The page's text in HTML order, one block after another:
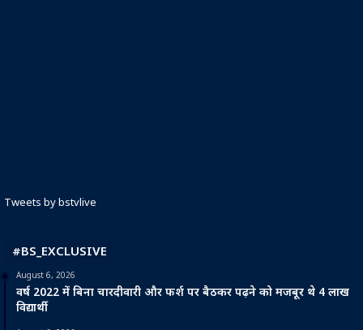
Tweets by bstvlive
#BS_EXCLUSIVE
August 6, 2026
वर्ष 2022 में बिना चारदीवारी और फर्श पर बैठकर पढ़ने को मजबूर थे 4 लाख
विद्यार्थी